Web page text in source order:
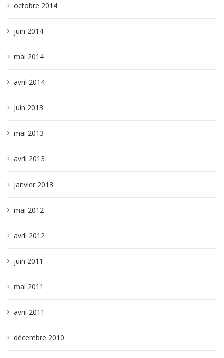
octobre 2014
juin 2014
mai 2014
avril 2014
juin 2013
mai 2013
avril 2013
janvier 2013
mai 2012
avril 2012
juin 2011
mai 2011
avril 2011
décembre 2010